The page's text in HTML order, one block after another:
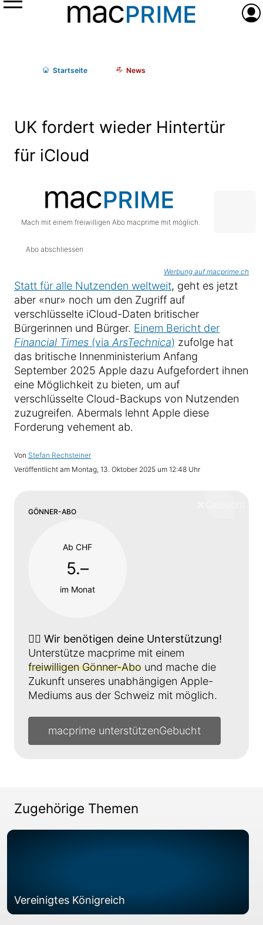
Menü
Startseite News
UK fordert wieder Hintertür
für iCloud
Mach mit einem freiwilligen Abo macprime mit möglich.
Abo abschliessen
Werbung auf macprime.ch
Statt für alle Nutzenden weltweit, geht es jetzt
aber «nur» noch um den Zugriff auf
verschlüsselte iCloud-Daten britischer
Bürgerinnen und Bürger. Einem Bericht der
Financial Times (via ArsTechnica) zufolge hat
das britische Innenministerium Anfang
September 2025 Apple dazu Aufgefordert ihnen
eine Möglichkeit zu bieten, um auf
verschlüsselte Cloud-Backups von Nutzenden
zuzugreifen. Abermals lehnt Apple diese
Forderung vehement ab.
Von Stefan Rechsteiner
Veröffentlicht am Montag, 13. Oktober 2025 um 12:48 Uhr
GÖNNER-ABO
Ab CHF
5.–
im Monat
👉🏼 Wir benötigen deine Unterstützung!
Unterstütze macprime mit einem
freiwilligen Gönner-Abo und mache die
Zukunft unseres unabhängigen Apple-
Mediums aus der Schweiz mit möglich.
macprime unterstützen
Zugehörige Themen
Vereinigtes Königreich